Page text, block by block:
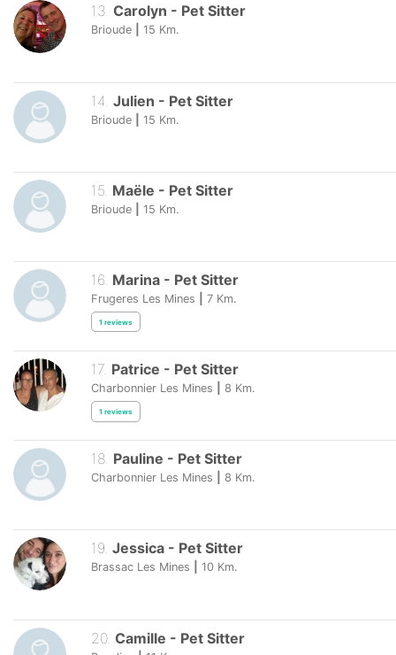
13. Carolyn - Pet Sitter
Brioude 15 Km.
14 Julien - Pet Sitter
Brioude 15 Km.
15 Maële - Pet Sitter
Brioude 15 Km.
16 Marina - Pet Sitter
Frugeres Les Mines 7 Km.
1 reviews
17. Patrice - Pet Sitter
Charbonnier Les Mines 8 Km.
1 reviews
18. Pauline - Pet Sitter
Charbonnier Les Mines 8 Km.
19. Jessica - Pet Sitter
Brassac Les Mines 10 Km.
20. Camille - Pet Sitter